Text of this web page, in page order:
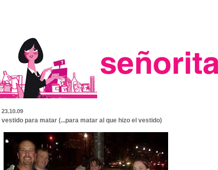
23.10.09
vestido para matar (...para matar al que hizo el vestido)